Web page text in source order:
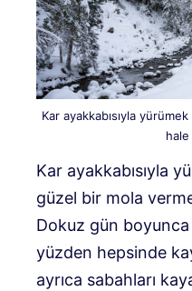
Kar ayakkabısıyla
Kar ayakkabısıyla
güzel bir mola
Dokuz gün boyunca
yüzden hepsinde
ayrıca sabahları